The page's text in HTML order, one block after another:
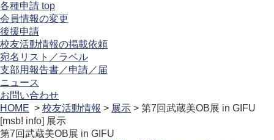
各種申請 top
会員情報の変更
後援申請
校友活動情報の掲載依頼
宛名リスト／ラベル
支部用報告書／申請／届
ニュース
お問い合わせ
HOME > 校友活動情報 > 展示 > 第7回武蔵美OB展 in GIFU
[msb! info] 展示
第7回武蔵美OB展 in GIFU